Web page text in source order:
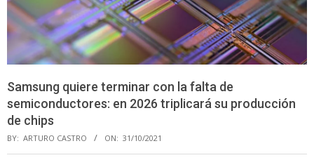
Samsung quiere terminar con la falta de
semiconductores: en 2026 triplicará su producción
de chips
BY: ARTURO CASTRO ON: 31/10/2021